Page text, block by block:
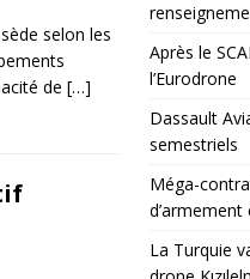
selon les
de […]
Après le
l’Eurodrone
Dassault
semestriels
Méga-
La Turquie